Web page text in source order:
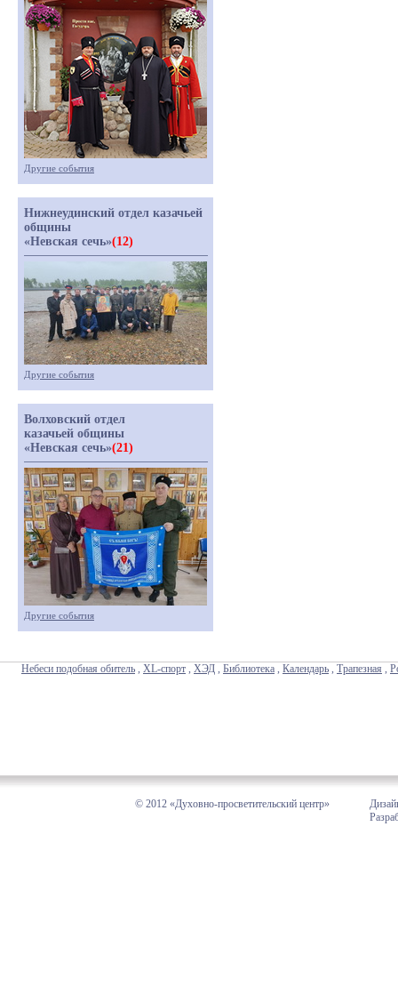
Другие события
Нижнеудинский отдел казачьей
общины
«Невская сечь»(12)
Другие события
Волховский отдел
казачьей общины
«Невская сечь»(21)
Другие события
Небеси подобная обитель , XL-спорт , ХЭД , Библиотека , Календарь , Трапезная ,
© 2012 «Духовно-просветительский центр»